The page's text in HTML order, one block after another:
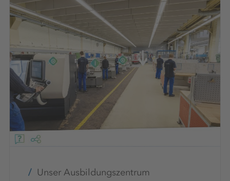
Unser Ausbildungszentrum